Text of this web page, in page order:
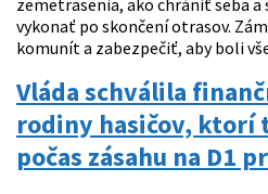
zemetrasenia, ako chrániť seba
vykonať po skončení otrasov.
komunít a zabezpečiť, aby boli
Vláda schválila
rodiny hasičov, ktorí
počas zásahu na D1